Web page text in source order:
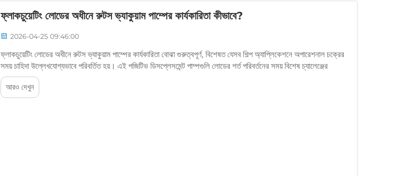
ফ্লাকচুয়েটিং লোডের অধীনে রুটস ভ্যাকুয়াম পাম্পের কার্যকারিতা কীভাবে?
2026-04-25 09:46:00
ফ্লাকচুয়েটিং লোডের অধীনে রুটস ভ্যাকুয়াম পাম্পের কার্যকারিতা বোঝা গুরুত্বপূর্ণ, বিশেষত যেসব শিল্প অ্যাপ্লিকেশনে অপারেশনাল চক্রের
সময় চাহিদা উল্লেখযোগ্যভাবে পরিবর্তিত হয়। এই পজিটিভ ডিসপ্লেসমেন্ট পাম্পগুলি লোডের শর্ত পরিবর্তনের সময় বিশেষ চ্যালেঞ্জের
মুখোমুখি হয়...
আরও দেখুন